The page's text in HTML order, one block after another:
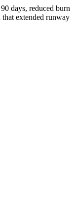
days, reduced burn
extended runway